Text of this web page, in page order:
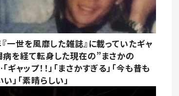
一世を風靡した雑誌』に載っていたギャ
病を経て転身した現在の”まさかの
ギャップ！！」「まさかすぎる」「今も昔も
」「素晴らしい」